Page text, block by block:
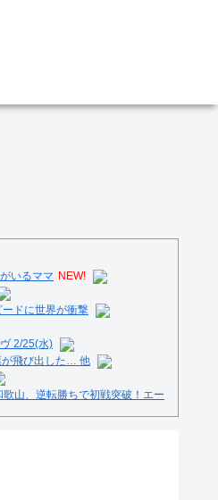
いるママ NEW!
ドに世界が衝撃
2/25(水)
が飛び出した… 他
山、逆転勝ちで初戦突破！エー